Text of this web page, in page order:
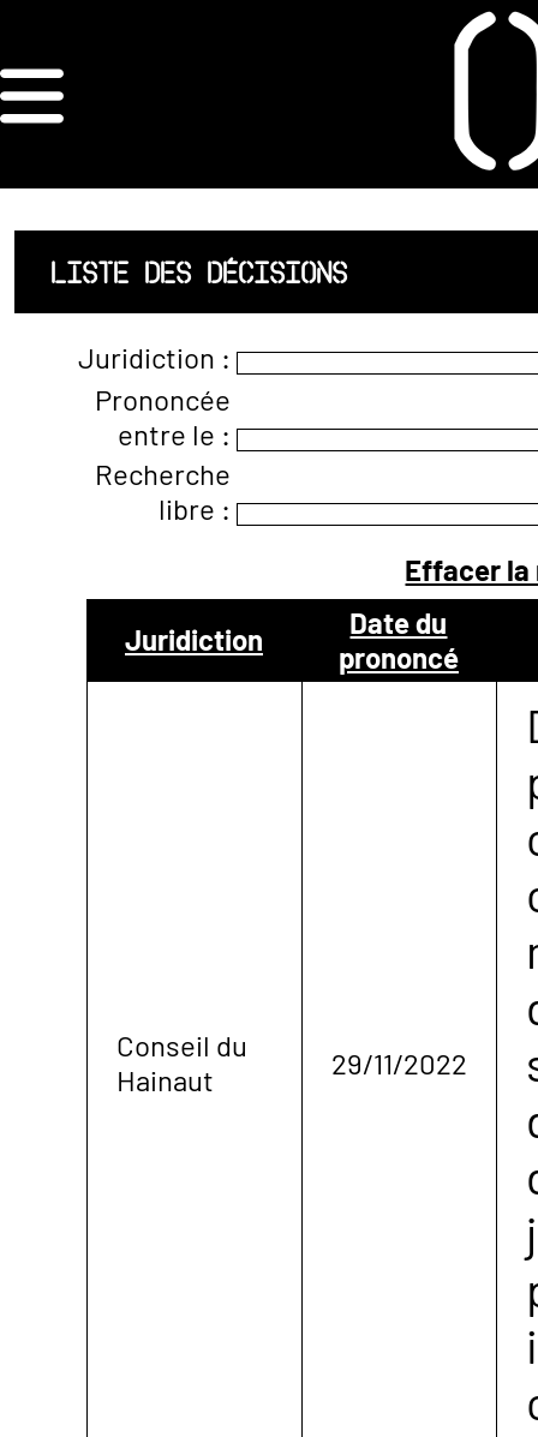
ORDRE DES
ARCHITECTES
ACCUEIL
LISTE DES
ARCHITECTES
JURISPRUDENCE
ANNEXE 4 CODT
CONTACTER
LISTE DES DÉCISIONS
Juridiction :
Prononcée
entre le :
Recherche
libre :
Effacer
Juridiction
Date du
prononcé
Conseil du
Hainaut
29/11/2022